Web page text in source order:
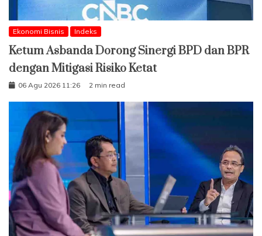
Ekonomi Bisnis Indeks
Ketum Asbanda Dorong Sinergi BPD dan BPR
dengan Mitigasi Risiko Ketat
06 Agu 2026 11:26 2 min read